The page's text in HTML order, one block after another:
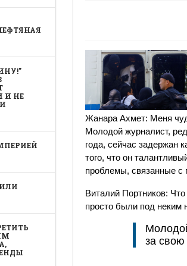
И НЕ
Жанара Ахмет: Меня
Молодой журналист,
года, сейчас задержан
того, что он
проблемы, связанные с
Виталий Портников:
просто были под
за свою